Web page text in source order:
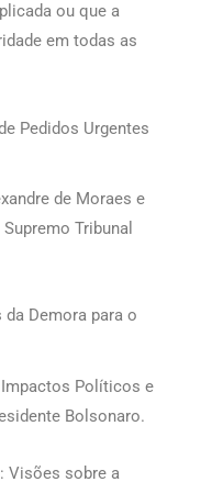
ou que a
em todas as
Pedidos Urgentes
de Moraes e
Tribunal
Demora para o
Políticos e
Bolsonaro.
Visões sobre a